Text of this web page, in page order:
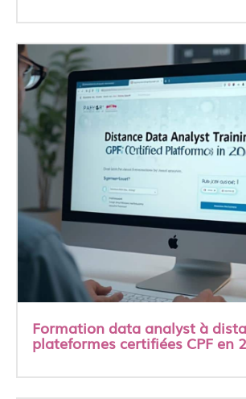
Formation data analyst à
plateformes certifiées CPF en